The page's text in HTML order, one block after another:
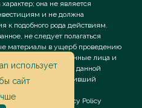
она не является
и не должна
к подобного рода действиям.
не следует полагаться
материалы в ущерб проведению
его аффилированные лица и
за использование данной
ущерб, наступивший
and the Google
Privacy Policy
использует
сайт